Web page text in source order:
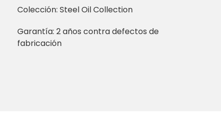
Colección: Steel Oil Collection
Garantía: 2 años contra defectos de
fabricación